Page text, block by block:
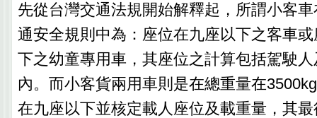
先從台灣交通法規開始解釋起，所謂小客
通安全規則中為：座位在九座以下之客車
下之幼童專用車，其座位之計算包括駕駛
內。而小客貨兩用車則是在總重量在
在九座以下並核定載人座位及載重量，其